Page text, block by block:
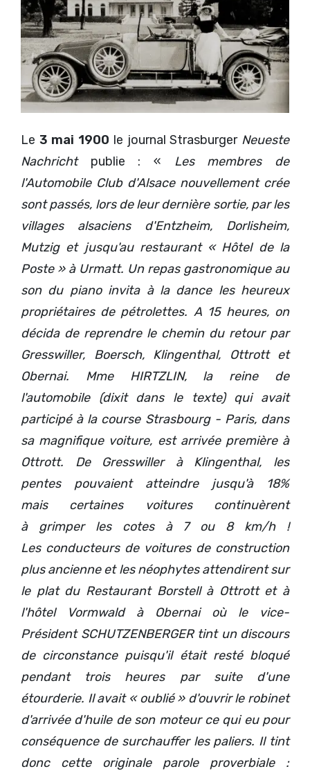
Le 3 mai 1900 le journal Strasburger Neueste
Nachrichtpublie : « Les membres de
l'Automobile Club d'Alsace nouvellement crée
sont passés, lors de leur dernière sortie, par les
villages alsaciens d'Entzheim, Dorlisheim,
Mutzig et jusqu'au restaurant « Hôtel de la
Poste » à Urmatt. Un repas gastronomique au
son du piano invita à la dance les heureux
propriétaires de pétrolettes. A 15 heures, on
décida de reprendre le chemin du retour par
Gresswiller, Boersch, Klingenthal, Ottrott et
Obernai. Mme HIRTZLIN, la reine de
l'automobile (dixit dans le texte) qui avait
participé à la course Strasbourg - Paris, dans
sa magnifique voiture, est arrivée première à
Ottrott. De Gresswiller à Klingenthal, les
pentes pouvaient atteindre jusqu'à 18%
mais certaines voitures continuèrent
à grimper les cotes à 7 ou 8 km/h !
Les conducteurs de voitures de construction
plus ancienne et les néophytes attendirent sur
le plat du Restaurant Borstell à Ottrott et à
l'hôtel Vormwald à Obernai où le vice-
Président SCHUTZENBERGER tint un discours
de circonstance puisqu'il était resté bloqué
pendant trois heures par suite d'une
étourderie. Il avait « oublié » d'ouvrir le robinet
d'arrivée d'huile de son moteur ce qui eu pour
conséquence de surchauffer les paliers. Il tint
donc cette originale parole proverbiale :